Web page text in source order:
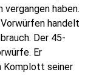
haben.
handelt
Der 45-
Er
Komplott seiner